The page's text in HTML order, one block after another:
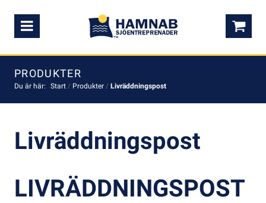
Meny
PRODUKTER
Du är här: Start / Produkter / Livräddningspost
Livräddningspost
LIVRÄDDNINGSPOST